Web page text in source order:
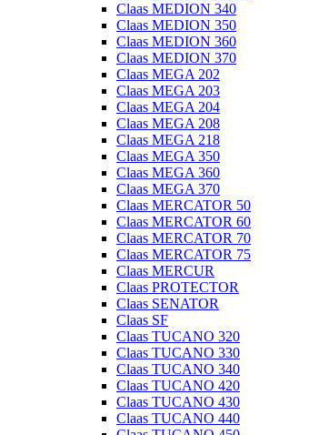
Claas MEDION 340
Claas MEDION 350
Claas MEDION 360
Claas MEDION 370
Claas MEGA 202
Claas MEGA 203
Claas MEGA 204
Claas MEGA 208
Claas MEGA 218
Claas MEGA 350
Claas MEGA 360
Claas MEGA 370
Claas MERCATOR 50
Claas MERCATOR 60
Claas MERCATOR 70
Claas MERCATOR 75
Claas MERCUR
Claas PROTECTOR
Claas SENATOR
Claas SF
Claas TUCANO 320
Claas TUCANO 330
Claas TUCANO 340
Claas TUCANO 420
Claas TUCANO 430
Claas TUCANO 440